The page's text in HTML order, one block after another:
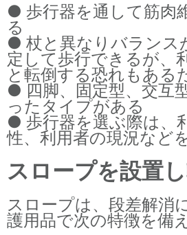
● 歩行器を通して筋肉
る
● 杖と異なりバランス
定して歩行できるが、
と転倒する恐れもある
● 四脚、固定型、交互
ったタイプがある
● 歩行器を選ぶ際は、
性、利用者の現況など
スロープを設置
スロープは、段差解消
護用品で次の特徴を備